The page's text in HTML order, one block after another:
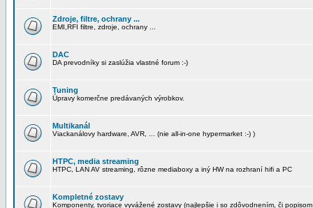
Zdroje, filtre, ochrany ...
EMI,RFI filtre, zdroje, ochrany ...
DAC
DA prevodníky si zaslúžia vlastné forum :-)
Tuning
Úpravy komerčne predávaných výrobkov.
Multikanál
Viackanálovy hardware, AVR, ... (nie all-in-one hypermarket :-) )
HTPC, media streaming
HTPC, LAN AV streaming, rôzne mediaboxy a iný HW na rozhraní hifi a PC
Kompletné zostavy
Komponenty, tvoriace vyvážené zostavy (najlepšie i so zdôvodnením, či